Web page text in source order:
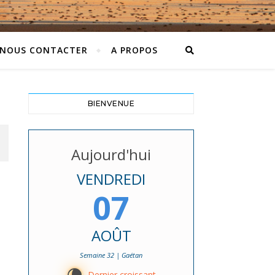
NOUS CONTACTER A PROPOS
BIENVENUE
Aujourd'hui
VENDREDI
07
AOÛT
Semaine 32 | Gaétan